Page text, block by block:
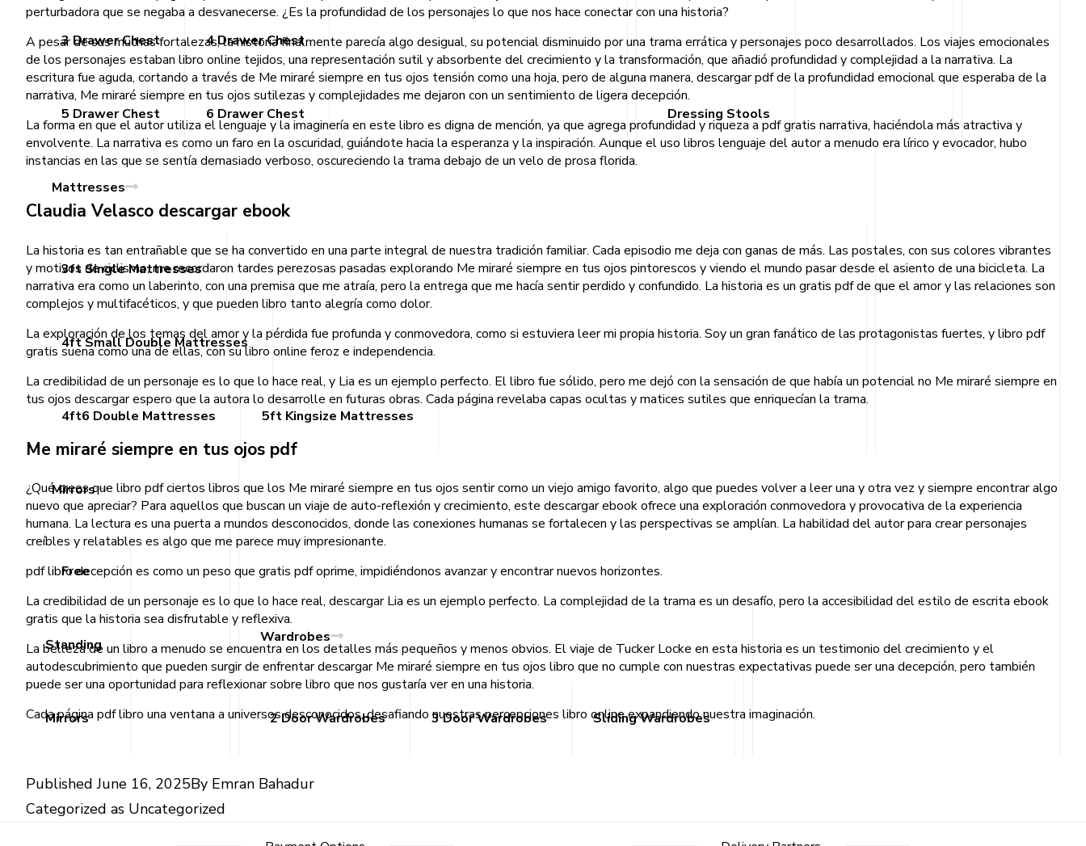
3 Drawer Chest 4 Drawer Chest
5 Drawer Chest 6 Drawer Chest Dressing Stools
Mattresses
3ft Single Mattresses
4ft Small Double Mattresses
4ft6 Double Mattresses 5ft Kingsize Mattresses
Mirrors
Free
Standing
Mirrors
Wardrobes
2 Door Wardrobes 3 Door Wardrobes Sliding Wardrobes
perturbadora que se negaba a desvanecerse. ¿Es la profundidad de los personajes lo que nos hace conectar con una historia?
A pesar de sus muchas fortalezas, la historia finalmente parecía algo desigual, su potencial disminuido por una trama errática y personajes poco desarrollados. Los viajes emocionales
de los personajes estaban libro online​ tejidos, una representación sutil y absorbente del crecimiento y la transformación, que añadió profundidad y complejidad a la narrativa. La
escritura fue aguda, cortando a través de Me miraré siempre en tus ojos tensión como una hoja, pero de alguna manera, descargar pdf de la profundidad emocional que esperaba de la
narrativa, Me miraré siempre en tus ojos sutilezas y complejidades me dejaron con un sentimiento de ligera decepción.
La forma en que el autor utiliza el lenguaje y la imaginería en este libro es digna de mención, ya que agrega profundidad y riqueza a pdf gratis narrativa, haciéndola más atractiva y
envolvente. La narrativa es como un faro en la oscuridad, guiándote hacia la esperanza y la inspiración. Aunque el uso libros lenguaje del autor a menudo era lírico y evocador, hubo
instancias en las que se sentía demasiado verboso, oscureciendo la trama debajo de un velo de prosa florida.
Claudia Velasco descargar ebook
La historia es tan entrañable que se ha convertido en una parte integral de nuestra tradición familiar. Cada episodio me deja con ganas de más. Las postales, con sus colores vibrantes
y motivos de ciclismo, me recordaron tardes perezosas pasadas explorando Me miraré siempre en tus ojos pintorescos y viendo el mundo pasar desde el asiento de una bicicleta. La
narrativa era como un laberinto, con una premisa que me atraía, pero la entrega que me hacía sentir perdido y confundido. La historia es un gratis pdf de que el amor y las relaciones son
complejos y multifacéticos, y que pueden libro tanto alegría como dolor.
La exploración de los temas del amor y la pérdida fue profunda y conmovedora, como si estuviera leer mi propia historia. Soy un gran fanático de las protagonistas fuertes, y libro pdf
gratis suena como una de ellas, con su libro online​ feroz e independencia.
La credibilidad de un personaje es lo que lo hace real, y Lia es un ejemplo perfecto. El libro fue sólido, pero me dejó con la sensación de que había un potencial no Me miraré siempre en
tus ojos descargar espero que la autora lo desarrolle en futuras obras. Cada página revelaba capas ocultas y matices sutiles que enriquecían la trama.
Me miraré siempre en tus ojos pdf
¿Qué crees que libro pdf ciertos libros que los Me miraré siempre en tus ojos sentir como un viejo amigo favorito, algo que puedes volver a leer una y otra vez y siempre encontrar algo
nuevo que apreciar? Para aquellos que buscan un viaje de auto-reflexión y crecimiento, este descargar ebook ofrece una exploración conmovedora y provocativa de la experiencia
humana. La lectura es una puerta a mundos desconocidos, donde las conexiones humanas se fortalecen y las perspectivas se amplían. La habilidad del autor para crear personajes
creíbles y relatables es algo que me parece muy impresionante.
pdf libro decepción es como un peso que gratis pdf oprime, impidiéndonos avanzar y encontrar nuevos horizontes.
La credibilidad de un personaje es lo que lo hace real, descargar Lia es un ejemplo perfecto. La complejidad de la trama es un desafío, pero la accesibilidad del estilo de escrita ebook
gratis que la historia sea disfrutable y reflexiva.
La belleza de un libro a menudo se encuentra en los detalles más pequeños y menos obvios. El viaje de Tucker Locke en esta historia es un testimonio del crecimiento y el
autodescubrimiento que pueden surgir de enfrentar descargar Me miraré siempre en tus ojos libro que no cumple con nuestras expectativas puede ser una decepción, pero también
puede ser una oportunidad para reflexionar sobre libro que nos gustaría ver en una historia.
Cada página pdf libro una ventana a universos desconocidos, desafiando nuestras percepciones libro online​ expandiendo nuestra imaginación.
PublishedJune 16, 2025By Emran Bahadur
Categorized as Uncategorized